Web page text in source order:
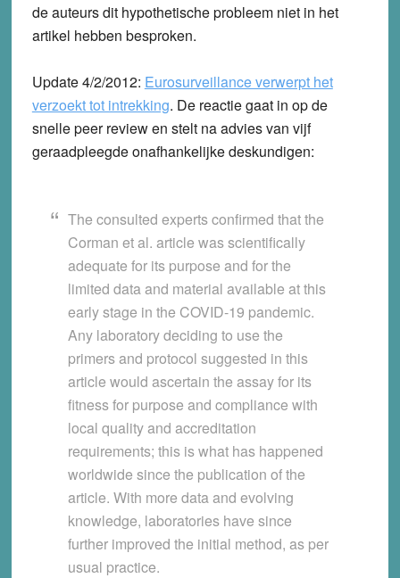
de auteurs dit hypothetische probleem niet in het
artikel hebben besproken.
Update 4/2/2012: Eurosurveillance verwerpt het
verzoekt tot intrekking. De reactie gaat in op de
snelle peer review en stelt na advies van vijf
geraadpleegde onafhankelijke deskundigen:
The consulted experts confirmed that the
Corman et al. article was scientifically
adequate for its purpose and for the
limited data and material available at this
early stage in the COVID-19 pandemic.
Any laboratory deciding to use the
primers and protocol suggested in this
article would ascertain the assay for its
fitness for purpose and compliance with
local quality and accreditation
requirements; this is what has happened
worldwide since the publication of the
article. With more data and evolving
knowledge, laboratories have since
further improved the initial method, as per
usual practice.